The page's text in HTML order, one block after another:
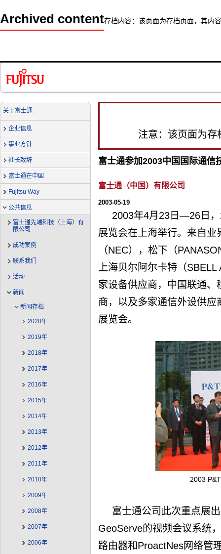
Archived content存档内容：该页面为存档页面，其内
关于富士通
企业信息
事业方针
社长致辞
富士通在中国
Fujitsu Way
公共信息
富士通先端科技（上海）有
限公司
成功案例
联系我们
活动
新闻
新闻存档
2020年
2019年
2018年
2017年
2016年
2015年
2014年
2013年
2012年
2011年
2010年
2009年
2008年
2007年
2006年
注意：该页面为
富士通参加2003中国国际通信
富士通（中国）有限公司
2003-05-19
2003年4月23日—26日
展览会在上海举行。来自
（NEC），松下（
上海贝尔阿尔卡特（
家设备供应商，中国联通
商，以及多家通信外设供
展览会。
2003
富士通公司此次重点展
GeoServe的视频会议系统
路由器和ProactNes网络管